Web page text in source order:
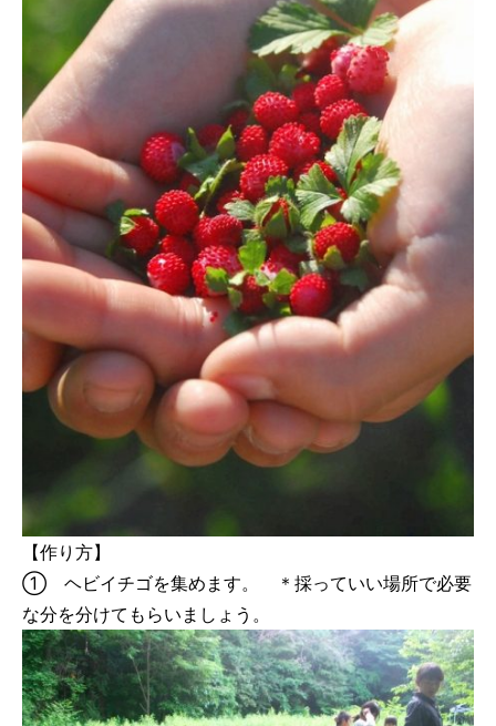
【作り方】
① ヘビイチゴを集めます。 ＊採っていい場所で必要
な分を分けてもらいましょう。